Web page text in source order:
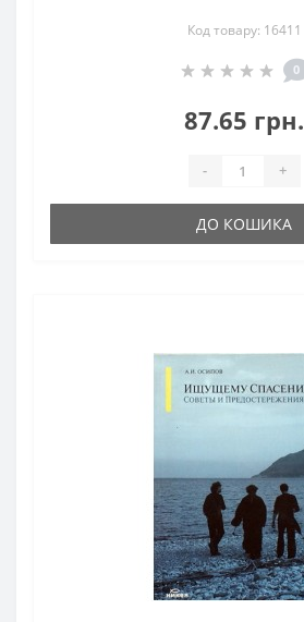
Код товару: 16411
0
87.65 грн.
- +
ДО КОШИКА